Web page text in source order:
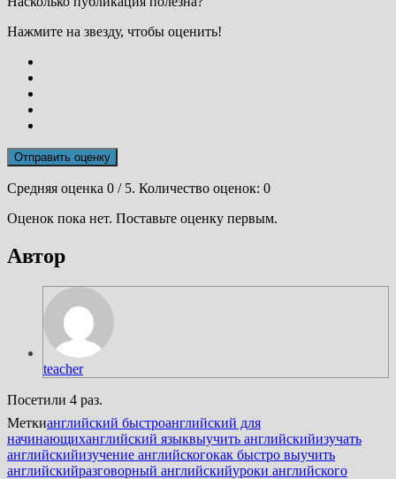
Нажмите на звезду, чтобы оценить!
Отправить оценку
Средняя оценка 0 / 5. Количество оценок: 0
Оценок пока нет. Поставьте оценку первым.
Автор
teacher
Посетили 4 раз.
Меткианглийский быстроанглийский для
начинающиханглийский языквыучить английскийизучать
английскийизучение английскогокак быстро выучить
английскийразговорный английскийуроки английского